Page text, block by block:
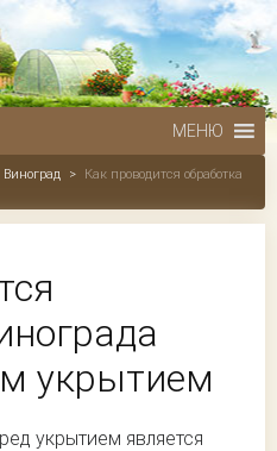
МЕНЮ
Виноград >
Как проводится обработка
укрытием
укрытием является